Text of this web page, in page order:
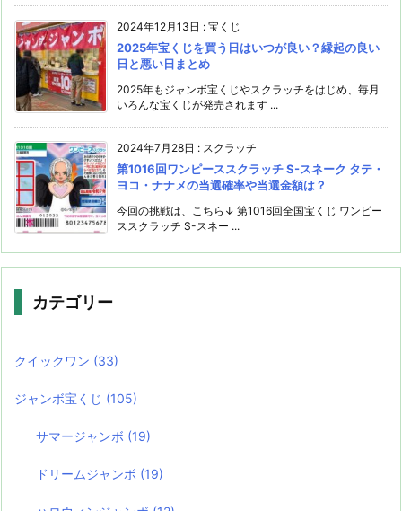
2024年12月13日 : 宝くじ
2025年宝くじを買う日はいつが良い？縁起の良い
日と悪い日まとめ
2025年もジャンボ宝くじやスクラッチをはじめ、毎月
いろんな宝くじが発売されます ...
2024年7月28日 : スクラッチ
第1016回ワンピーススクラッチ S-スネーク タテ・
ヨコ・ナナメの当選確率や当選金額は？
今回の挑戦は、こちら↓ 第1016回全国宝くじ ワンピー
ススクラッチ S-スネー ...
カテゴリー
クイックワン (33)
ジャンボ宝くじ (105)
サマージャンボ (19)
ドリームジャンボ (19)